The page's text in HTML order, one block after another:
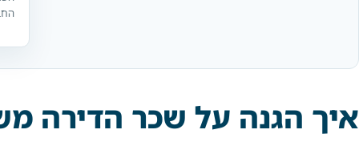
איך הגנה על שכר הדירה